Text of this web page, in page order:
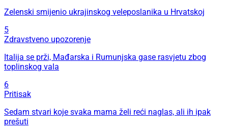
Zelenski smijenio ukrajinskog veleposlanika u Hrvatskoj
5
Zdravstveno upozorenje
Italija se prži, Mađarska i Rumunjska gase rasvjetu zbog
toplinskog vala
6
Pritisak
Sedam stvari koje svaka mama želi reći naglas, ali ih ipak
prešuti